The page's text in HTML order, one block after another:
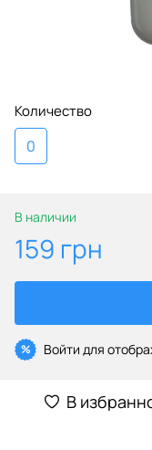
Количество
0
В наличии
159 грн
% Войти для
В